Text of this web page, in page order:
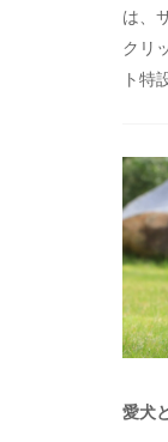
は、
クリ
ト特
愛犬